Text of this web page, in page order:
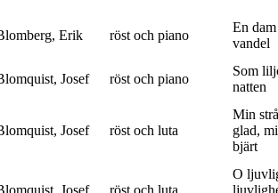
Erik röst och piano
En
vandel
Josef röst och piano
Som
natten
Josef röst och luta
Min
glad,
bjärt
Josef röst och luta
O